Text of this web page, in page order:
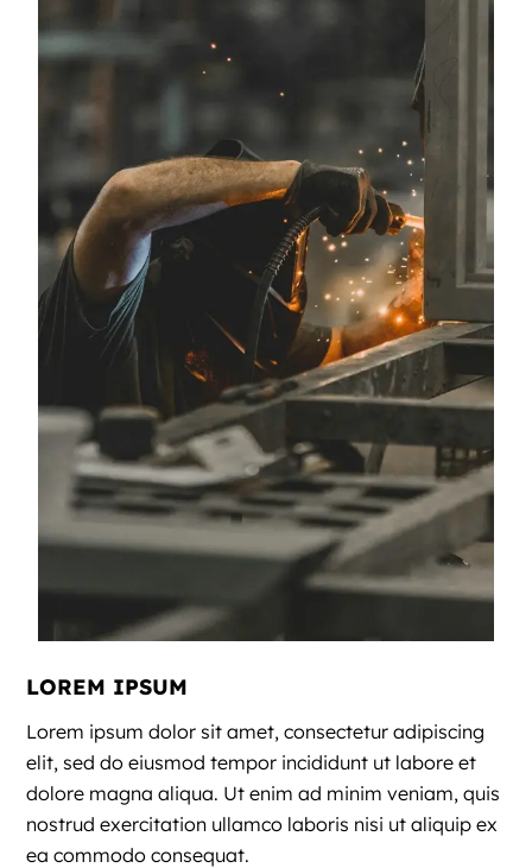
LOREM IPSUM
Lorem ipsum dolor sit amet, consectetur adipiscing
elit, sed do eiusmod tempor incididunt ut labore et
dolore magna aliqua. Ut enim ad minim veniam, quis
nostrud exercitation ullamco laboris nisi ut aliquip ex
ea commodo consequat.